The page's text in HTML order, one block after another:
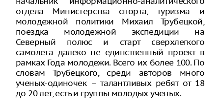
отдела Министерства спорта, туризма и
молодежной политики Михаил Трубецкой,
поездка молодежной экспедиции на
Северный полюс и старт сверхлегкого
самолета далеко не единственный проект в
рамках Года молодежи. Всего их более 100. По
словам Трубецкого, среди авторов много
ученых-одиночек – талантливых ребят от 18
до 20 лет, есть и группы молодых ученых.